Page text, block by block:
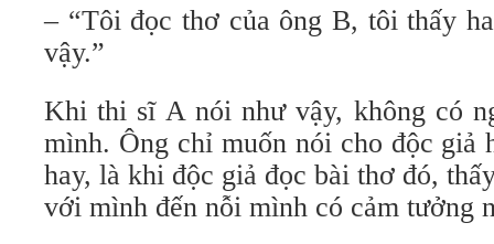
– “Tôi đọc thơ của ông B, tôi thấy
vậy.”
Khi thi sĩ A nói như vậy, không có
mình. Ông chỉ muốn nói cho độc giả
hay, là khi độc giả đọc bài thơ đó,
với mình đến nỗi mình có cảm tưởng